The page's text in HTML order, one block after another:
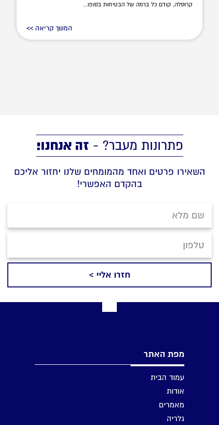
קרוסלה, קודם כל ברמה של הבטיחות בסופו...
המשך קריאה >>
פתרונות מעבר? - זה אנחנו!
השאירו פרטים ואחד מהמומחים שלנו יחזור אליכם
בהקדם האפשרי!
מפת האתר
עמוד הבית
אודות
מאמרים
גלריה